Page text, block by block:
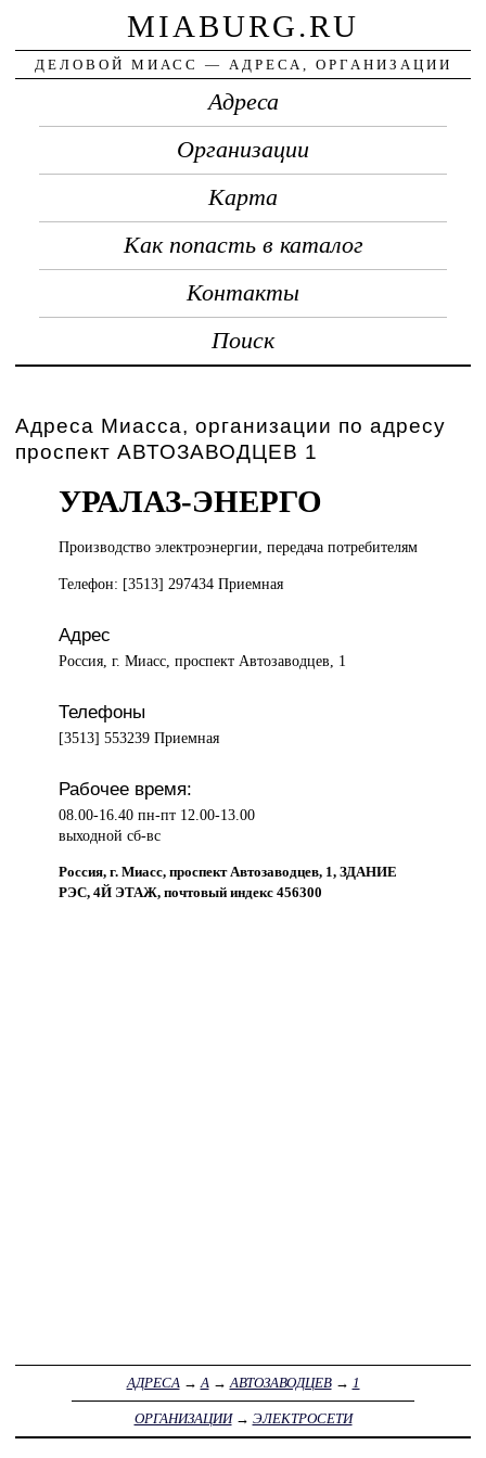
MIABURG.RU
ДЕЛОВОЙ МИАСС — АДРЕСА, ОРГАНИЗАЦИИ
Адреса
Организации
Карта
Как попасть в каталог
Контакты
Поиск
Адреса Миасса, организации по адресу
проспект АВТОЗАВОДЦЕВ 1
УРАЛАЗ-ЭНЕРГО
Производство электроэнергии,передача потребителям
Телефон: [3513] 297434 Приемная
Адрес
Россия, г. Миасс, проспект Автозаводцев, 1
Телефоны
[3513] 553239 Приемная
Рабочее время:
08.00-16.40 пн-пт 12.00-13.00
выходной сб-вс
Россия, г. Миасс, проспект Автозаводцев, 1, ЗДАНИЕ
РЭС, 4Й ЭТАЖ, почтовый индекс 456300
АДРЕСА→А→АВТОЗАВОДЦЕВ→ 1
ОРГАНИЗАЦИИ→ ЭЛЕКТРОСЕТИ